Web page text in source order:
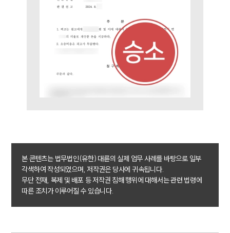
주요 업무사례
사례분석/최신동향
법률정보
법률지식인
고객후기
구성원 소개
손해배상 · 민사전문변호사
본 콘텐츠는 법무법인(유한) 대륜의 실제 업무 사례를 바탕으로 일부
각색하여 작성되었으며, 저작권은 당사에 귀속됩니다.
무단 전재, 복제 및 배포 등 저작권 침해 행위에 대해서는 관련 법령에
따른 조치가 이루어질 수 있습니다.